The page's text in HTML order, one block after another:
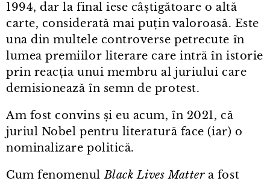
1994, dar la final iese câștigătoare o altă
carte, considerată mai puțin valoroasă. Este
una din multele controverse petrecute în
lumea premiilor literare care intră în istorie
prin reacția unui membru al juriului care
demisionează în semn de protest.
Am fost convins și eu acum, în 2021, că
juriul Nobel pentru literatură face (iar) o
nominalizare politică.
Cum fenomenulBlack Lives Mattera fost